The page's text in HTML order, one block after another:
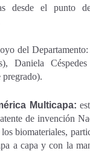
desde el punto
del
Daniela
pregrado).
Multicapa:
de invención
biomateriales,
a capa y con la